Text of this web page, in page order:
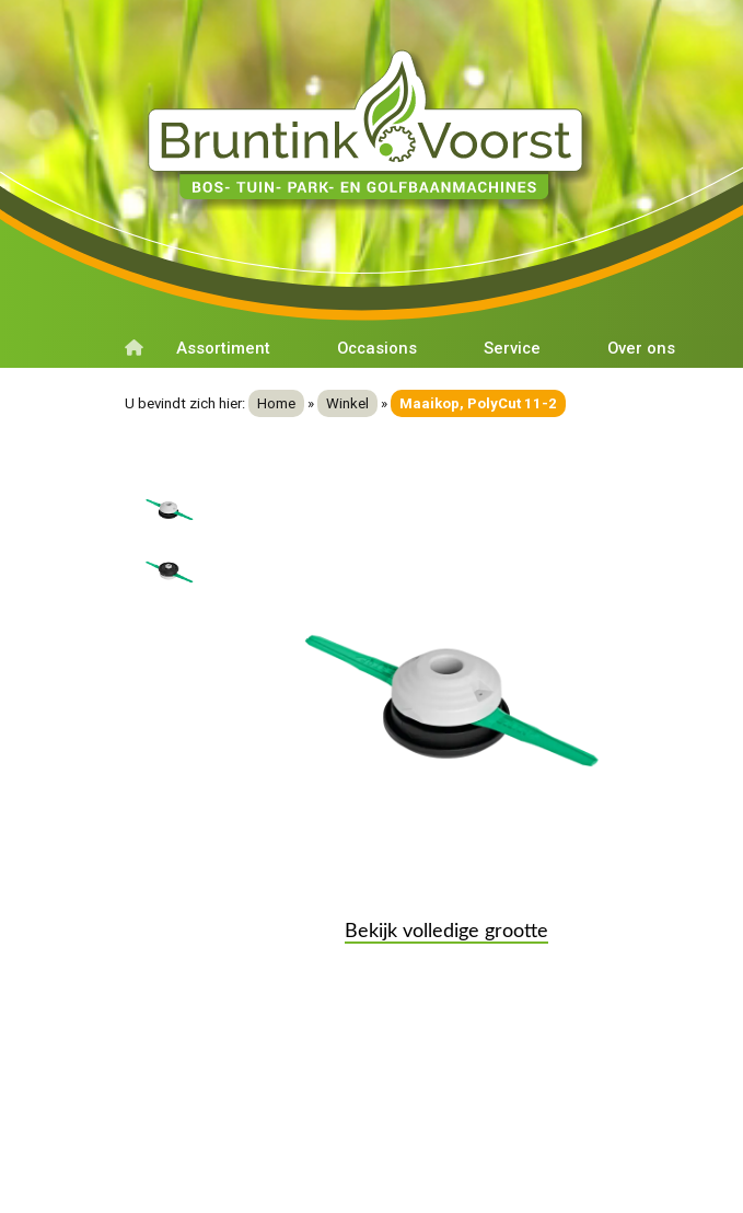
Assortiment Occasions Service Over ons
U bevindt zich hier: Home » Winkel » Maaikop, PolyCut 11-2
Bekijk volledige grootte